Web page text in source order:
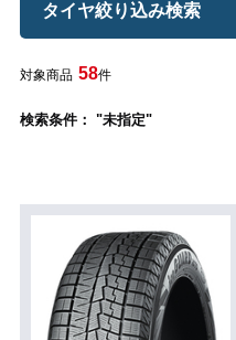
タイヤ絞り込み検索
対象商品 58件
検索条件： "未指定"